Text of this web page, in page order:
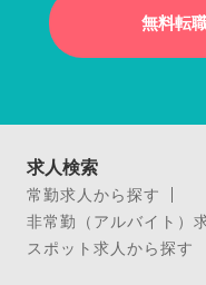
無料転
求人検索
常勤求人から探す
非常勤（アルバイト）
スポット求人から探す